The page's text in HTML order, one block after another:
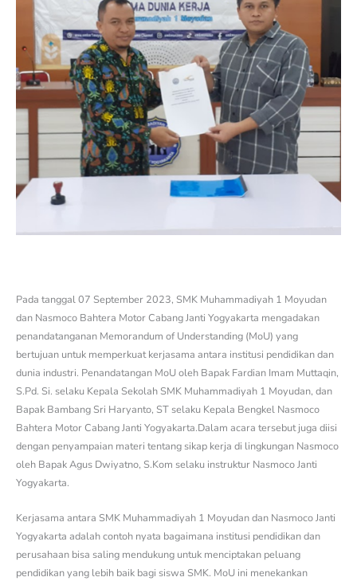
Pada tanggal 07 September 2023, SMK Muhammadiyah 1 Moyudan
dan Nasmoco Bahtera Motor Cabang Janti Yogyakarta mengadakan
penandatanganan Memorandum of Understanding (MoU) yang
bertujuan untuk memperkuat kerjasama antara institusi pendidikan dan
dunia industri. Penandatangan MoU oleh Bapak Fardian Imam Muttaqin,
S.Pd. Si. selaku Kepala Sekolah SMK Muhammadiyah 1 Moyudan, dan
Bapak Bambang Sri Haryanto, ST selaku Kepala Bengkel Nasmoco
Bahtera Motor Cabang Janti Yogyakarta.Dalam acara tersebut juga diisi
dengan penyampaian materi tentang sikap kerja di lingkungan Nasmoco
oleh BapakAgus Dwiyatno, S.Kom selaku instruktur Nasmoco Janti
Yogyakarta.
Kerjasama antara SMK Muhammadiyah 1 Moyudan dan Nasmoco Janti
Yogyakarta adalah contoh nyata bagaimana institusi pendidikan dan
perusahaan bisa saling mendukung untuk menciptakan peluang
pendidikan yang lebih baik bagi siswa SMK. MoU ini menekankan